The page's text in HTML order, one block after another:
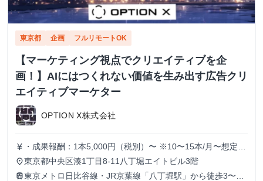
東京都 企画 フルリモートOK
【マーケティング視点でクリエイティブを企
画！】AIにはつくれない価値を生み出す広告クリ
エイティブマーケター
OPTION X株式会社
currency_yen ・成果報酬：1本5,000円（税別）〜 ※10〜15本/月〜想定
※経験、実績、能力等によって変動 ※トライアル期間の場
合変動あり
place東京都中央区湊1丁目8-11八丁堀エイトビル3階
train東京メトロ日比谷線・JR京葉線「八丁堀駅」から徒歩3〜6